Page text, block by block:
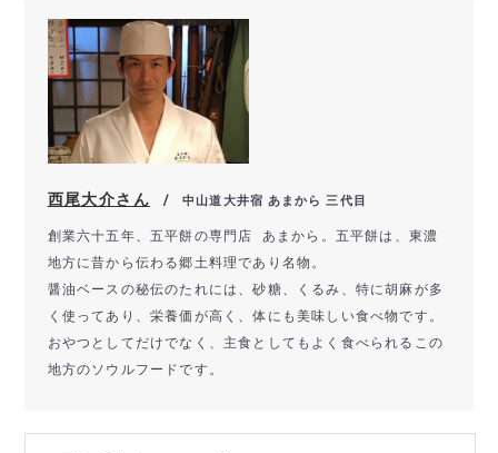
西尾大介さん / 中山道大井宿 あまから 三代目
創業六十五年、五平餅の専門店 あまから。 五平餅は、東濃
地方に昔から伝わる郷土料理であり名物。
醤油ベースの秘伝のたれには、砂糖、くるみ、特に胡麻が多
く使ってあり、 栄養価が高く、体にも美味しい食べ物です。
おやつとしてだけでなく、主食としてもよく食べられるこの
地方のソウルフードです。